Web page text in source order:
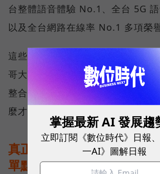
台整體語音體驗 No.1、全台 5G
以及全台網路在線率 No.1 多項榮譽
這些獎項反映的不只是網路順暢，
哥大長期投入頻譜布局、基地台建
整合所累積的成果，也讓外界重新
麼才是真正的好網路？
真正的好網路，比的是長期
單點測速
掌握最新 AI 發展趨
立即訂閱《數位時代》日報
一AI》圖解日報